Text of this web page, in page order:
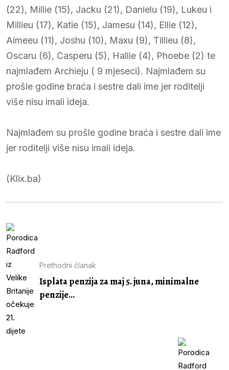
(22), Millie (15), Jacku (21), Danielu (19), Lukeu i
Millieu (17), Katie (15), Jamesu (14), Ellie (12),
Aimeeu (11), Joshu (10), Maxu (9), Tillieu (8),
Oscaru (6), Casperu (5), Hallie (4), Phoebe (2) te
najmlađem Archieju ( 9 mjeseci). Najmlađem su
prošle godine braća i sestre dali ime jer roditelji
više nisu imali ideja.
Najmlađem su prošle godine braća i sestre dali ime
jer roditelji više nisu imali ideja.
(Klix.ba)
Prethodni članak
Isplata penzija za maj 5. juna, minimalne
penzije...